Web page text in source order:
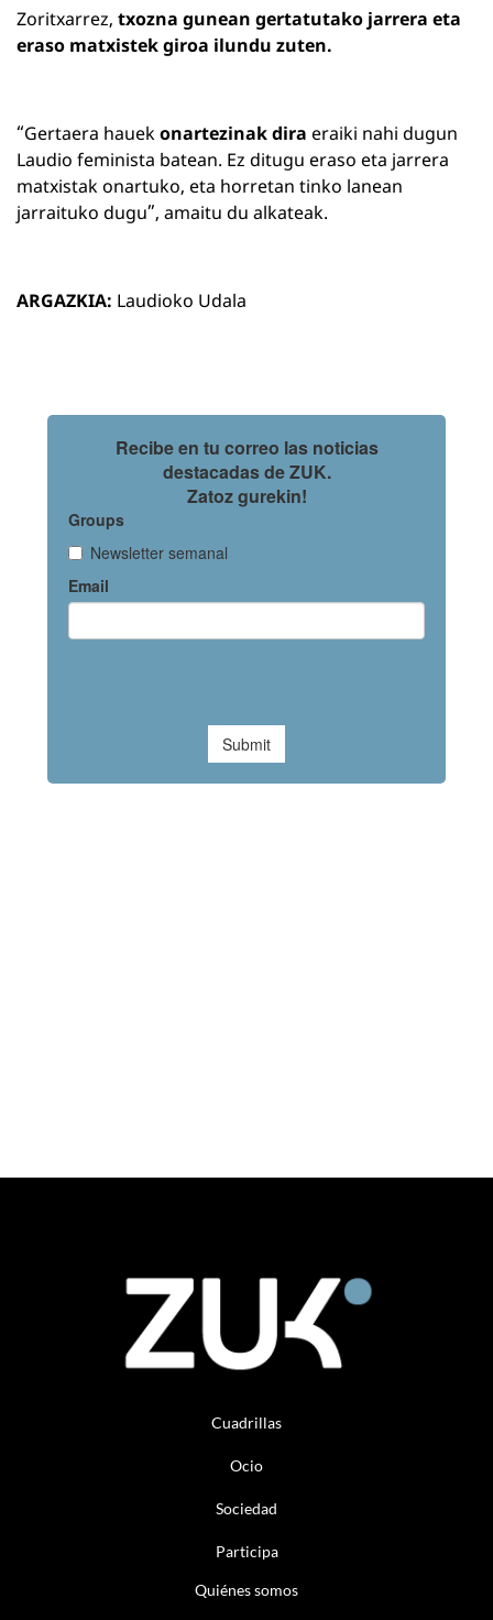
Zoritxarrez, txozna gunean gertatutako jarrera eta
eraso matxistek giroa ilundu zuten.
“Gertaera hauek onartezinak dira eraiki nahi dugun
Laudio feminista batean. Ez ditugu eraso eta jarrera
matxistak onartuko, eta horretan tinko lanean
jarraituko dugu”, amaitu du alkateak.
ARGAZKIA: Laudioko Udala
Cuadrillas
Ocio
Sociedad
Participa
Quiénes somos